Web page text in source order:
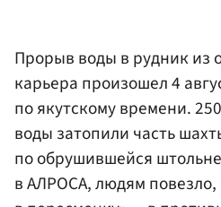
Прорыв воды в рудник из
карьера произошел 4
по якутскому времени.
воды затопили часть
по обрушившейся
в АЛРОСА, людям повезло,